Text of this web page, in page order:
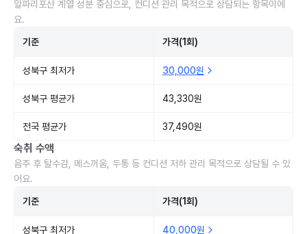
알파리포산 계열 성분 중심으로, 컨디션 관리 목적으로 상담되는 항목이에
요.
기준 가격(1회)
성북구 최저가 30,000원
성북구 평균가 43,330원
전국 평균가 37,490원
숙취 수액
음주 후 탈수감, 메스꺼움, 두통 등 컨디션 저하 관리 목적으로 상담될 수 있
어요.
기준 가격(1회)
성북구 최저가 40,000원